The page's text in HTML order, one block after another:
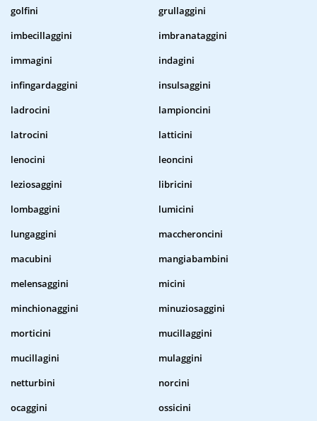
golfini
grullaggini
imbecillaggini
imbranataggini
immagini
indagini
infingardaggini
insulsaggini
ladrocini
lampioncini
latrocini
latticini
lenocini
leoncini
leziosaggini
libricini
lombaggini
lumicini
lungaggini
maccheroncini
macubini
mangiabambini
melensaggini
micini
minchionaggini
minuziosaggini
morticini
mucillaggini
mucillagini
mulaggini
netturbini
norcini
ocaggini
ossicini